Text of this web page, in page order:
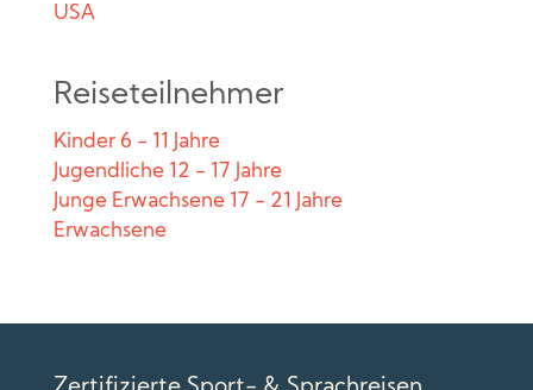
USA
Reiseteilnehmer
Kinder 6 - 11 Jahre
Jugendliche 12 - 17 Jahre
Junge Erwachsene 17 - 21 Jahre
Erwachsene